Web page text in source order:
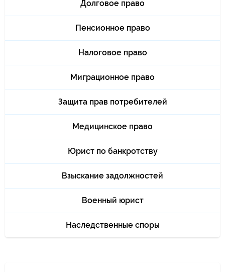
Долговое право
Пенсионное право
Налоговое право
Миграционное право
Защита прав потребителей
Медицинское право
Юрист по банкротству
Взыскание задолжностей
Военный юрист
Наследственные споры